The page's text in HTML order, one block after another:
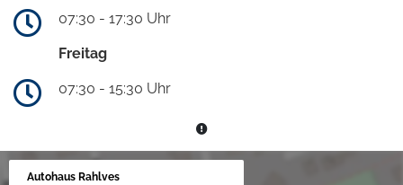
07:30 - 17:30 Uhr
Freitag
07:30 - 15:30 Uhr
Autohaus Rahlves